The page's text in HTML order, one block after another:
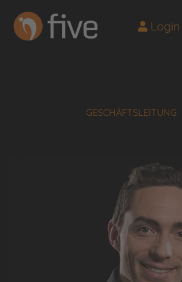
Login
GESCHÄFTSLEITUNG